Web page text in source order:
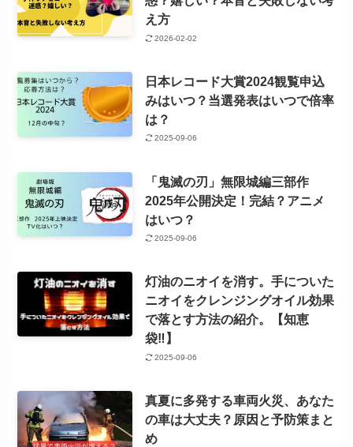
え方
2026-02-02
日本レコード大賞2024観覧申込
みはいつ？当選発表はいつで倍率
は？
2025-09-06
「鬼滅の刃」無限城編三部作
2025年公開決定！完結？アニメ
はいつ？
2025-09-06
灯油のニオイを消す。手についた
ニオイをクレンジングオイル効果
で落とす方法の紹介。【知恵
袋‼】
2025-09-06
真夏に多発する車両火災、あなた
の車は大丈夫？原因と予防策まと
め